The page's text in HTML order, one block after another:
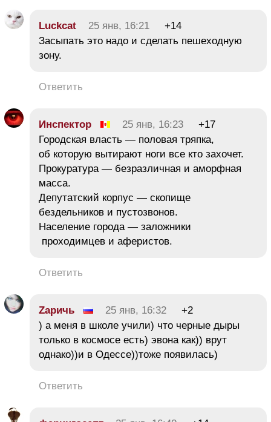
Luckcat 25 янв, 16:21
+14
Засыпать это надо и сделать пешеходную
зону.
Ответить
Инспектор 25 янв, 16:23
+17
Городская власть — половая тряпка,
об которую вытирают ноги все кто захочет.
Прокуратура — безразличная и аморфная
масса.
Депутатский корпус — скопище
бездельников и пустозвонов.
Население города — заложники
проходимцев и аферистов.
Ответить
Zаричь 25 янв, 16:32
+2
) а меня в школе учили) что черные дыры
только в космосе есть) эвона как)) врут
однако))и в Одессе))тоже появилась)
Ответить